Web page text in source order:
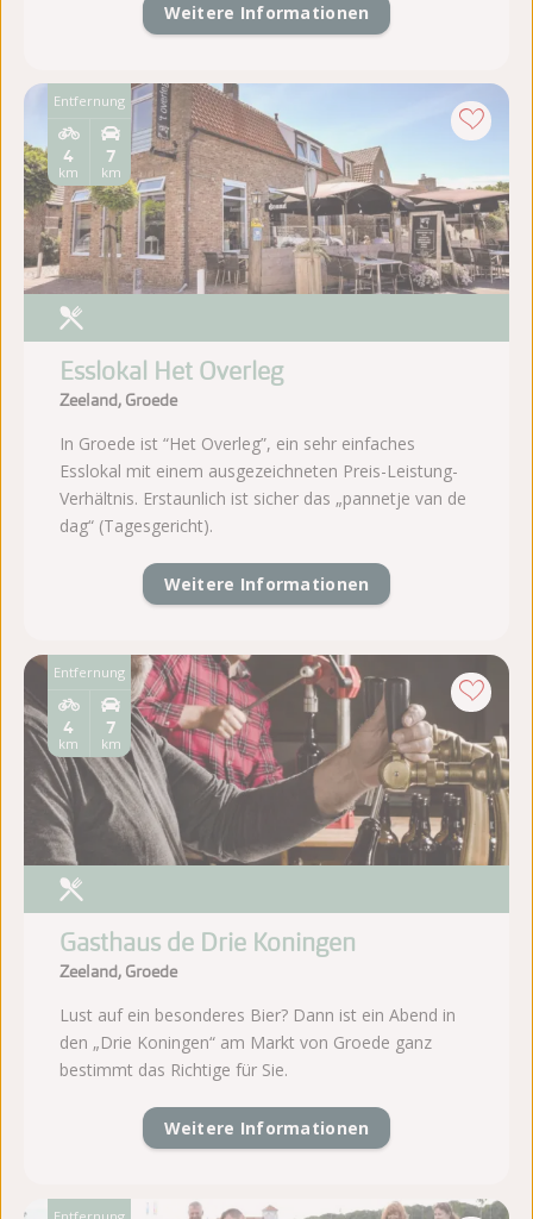
Entfernung
Weitere Informationen
Entfernung
7
km
4
km
Esslokal Het Overleg
Zeeland, Groede
In Groede ist “Het Overleg”, ein sehr einfaches
Esslokal mit einem ausgezeichneten Preis-Leistung-
Verhältnis. Erstaunlich ist sicher das „pannetje van de
dag“ (Tagesgericht).
Weitere Informationen
Entfernung
7
km
4
km
Gasthaus de Drie Koningen
Zeeland, Groede
Lust auf ein besonderes Bier? Dann ist ein Abend in
den „Drie Koningen“ am Markt von Groede ganz
bestimmt das Richtige für Sie.
Weitere Informationen